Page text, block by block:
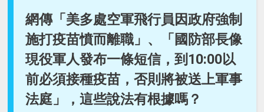
網傳「美多處空軍飛行員因政府強制
施打疫苗憤而離職」、「國防部長像
現役軍人發布一條短信，到10:00以
前必須接種疫苗，否則將被送上軍事
法庭」，這些說法有根據嗎？